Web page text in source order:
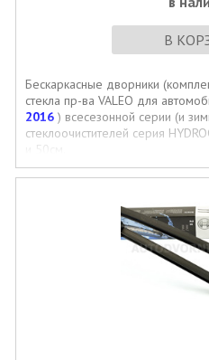
В
Бескаркасные дворники
стекла пр-ва VALEO для
2016 ) всесезонной серии (и
стеклоочистителей серия
и 50см.